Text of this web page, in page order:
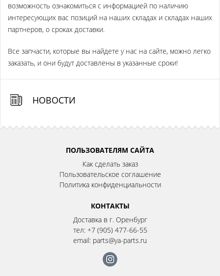
возможность ознакомиться с информацией по наличию
интересующих вас позиций на наших складах и складах наших
партнеров, о сроках доставки.
Все запчасти, которые вы найдете у нас на сайте, можно легко
заказать, и они будут доставлены в указанные сроки!
НОВОСТИ
ПОЛЬЗОВАТЕЛЯМ САЙТА
Как сделать заказ
Пользовательское соглашение
Политика конфиденциальности
КОНТАКТЫ
Доставка в г. Оренбург
тел: +7 (905) 477-66-55
email: parts@ya-parts.ru